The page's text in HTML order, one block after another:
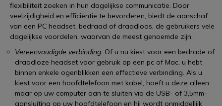
flexibiliteit zoeken in hun dagelijkse communicatie. Door
veelzijdigheid en efficiëntie te bevorderen, biedt de aanschaf
van een PC headset, bedraad of draadloos, de gebruikers vele
dagelijkse voordelen, waarvan de meest genoemde zijn :
Vereenvoudigde verbinding: Of u nu kiest voor een bedrade of
draadloze headset voor gebruik op een pc of Mac, u hebt
binnen enkele ogenblikken een effectieve verbinding. Als u
kiest voor een hoofdtelefoon met kabel, hoeft u deze alleen
maar op uw computer aan te sluiten via de USB- of 3,5mm-
aansluiting op uw hoofdtelefoon en hij wordt onmiddellijk